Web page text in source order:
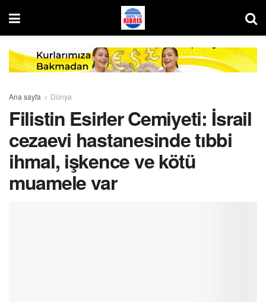
Ana sayfa Dünya
Filistin Esirler Cemiyeti: İsrail
cezaevi hastanesinde tıbbi
ihmal, işkence ve kötü
muamele var